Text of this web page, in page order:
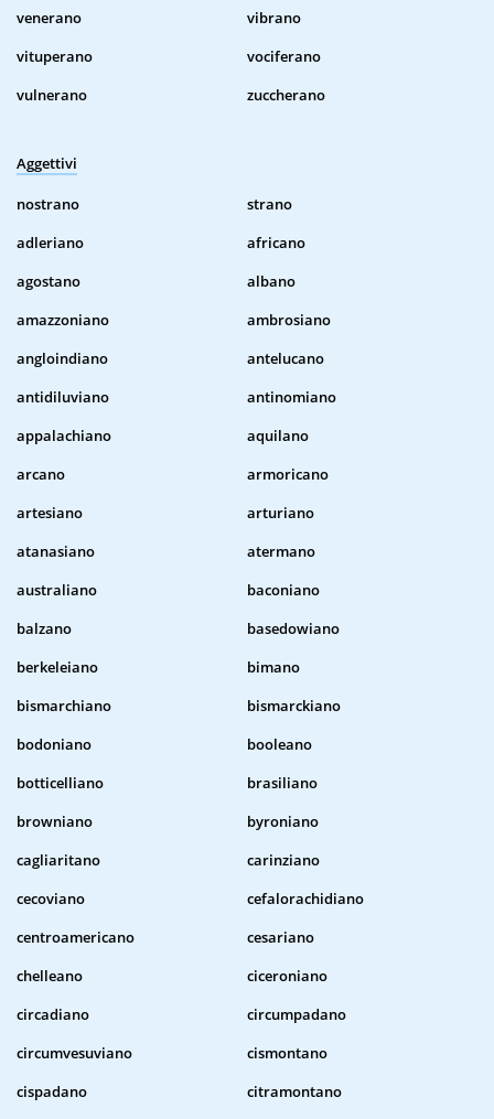
venerano
vibrano
vituperano
vociferano
vulnerano
zuccherano
Aggettivi
nostrano
strano
adleriano
africano
agostano
albano
amazzoniano
ambrosiano
angloindiano
antelucano
antidiluviano
antinomiano
appalachiano
aquilano
arcano
armoricano
artesiano
arturiano
atanasiano
atermano
australiano
baconiano
balzano
basedowiano
berkeleiano
bimano
bismarchiano
bismarckiano
bodoniano
booleano
botticelliano
brasiliano
browniano
byroniano
cagliaritano
carinziano
cecoviano
cefalorachidiano
centroamericano
cesariano
chelleano
ciceroniano
circadiano
circumpadano
circumvesuviano
cismontano
cispadano
citramontano